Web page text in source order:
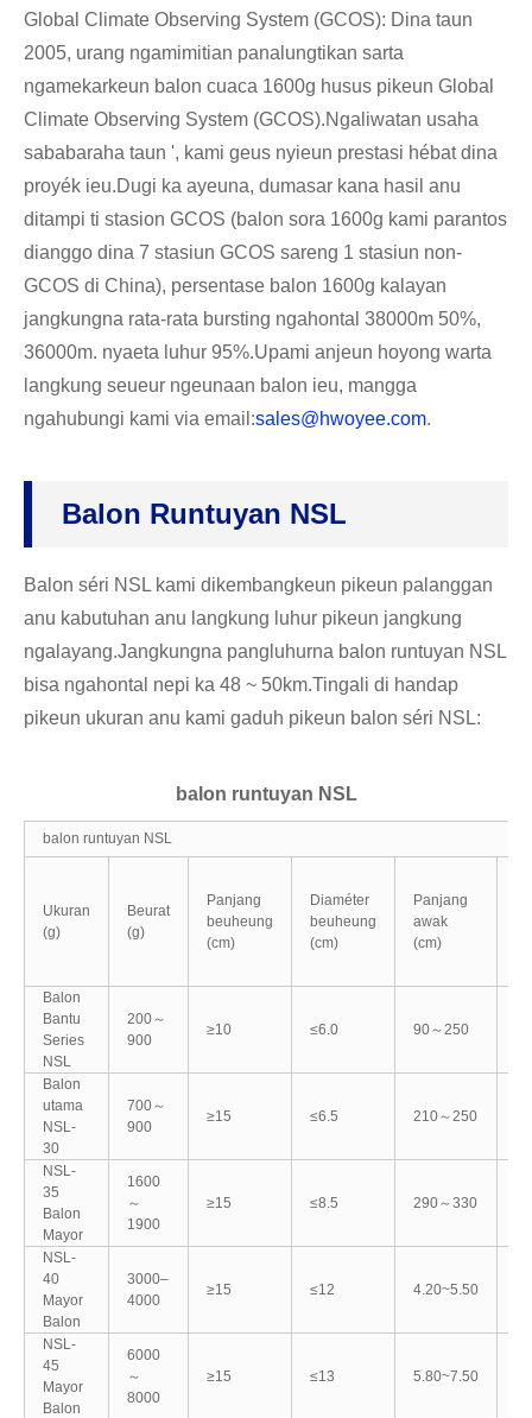
Global Climate Observing System (GCOS): Dina taun
2005, urang ngamimitian panalungtikan sarta
ngamekarkeun balon cuaca 1600g husus pikeun Global
Climate Observing System (GCOS).Ngaliwatan usaha
sababaraha taun ', kami geus nyieun prestasi hébat dina
proyék ieu.Dugi ka ayeuna, dumasar kana hasil anu
ditampi ti stasion GCOS (balon sora 1600g kami parantos
dianggo dina 7 stasiun GCOS sareng 1 stasiun non-
GCOS di China), persentase balon 1600g kalayan
jangkungna rata-rata bursting ngahontal 38000m 50%,
36000m. nyaeta luhur 95%.Upami anjeun hoyong warta
langkung seueur ngeunaan balon ieu, mangga
ngahubungi kami via email:sales@hwoyee.com.
Balon Runtuyan NSL
Balon séri NSL kami dikembangkeun pikeun palanggan
anu kabutuhan anu langkung luhur pikeun jangkung
ngalayang.Jangkungna pangluhurna balon runtuyan NSL
bisa ngahontal nepi ka 48 ~ 50km.Tingali di handap
pikeun ukuran anu kami gaduh pikeun balon séri NSL:
balon runtuyan NSL
balon runtuyan NSL
Ukuran
(g)
Beurat
(g)
Panjang
beuheung
(cm)
Diaméter
beuheung
(cm)
Panjang
awak
(cm)
Balon
Bantu
Series
NSL
200～
900
≥10 ≤6.0 90～250
Balon
utama
NSL-
30
700～
900
≥15 ≤6.5 210～250
NSL-
35
Balon
Mayor
1600
～
1900
≥15 ≤8.5 290～330
NSL-
40
Mayor
Balon
3000–
4000
≥15 ≤12 4.20~5.50
NSL-
45
Mayor
Balon
6000
～
8000
≥15 ≤13 5.80~7.50